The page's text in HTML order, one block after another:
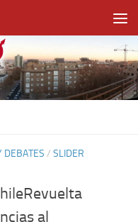
DEBATES / SLIDER
al